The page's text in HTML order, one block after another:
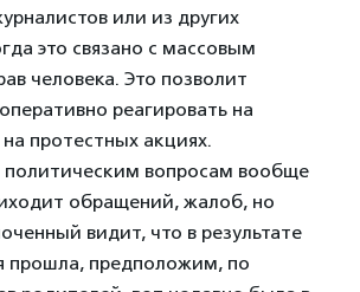
или из других
это связано с массовым
человека. Это позволит
реагировать на
протестных акциях.
вопросам вообще
обращений, жалоб, но
видит, что в результате
прошла, предположим, по